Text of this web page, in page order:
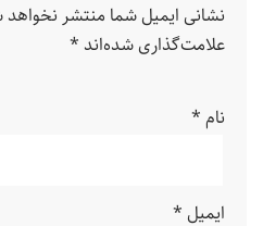
نشانی ایمیل شما منتشر
علامت‌گذاری شده‌اند *
نام *
ایمیل *